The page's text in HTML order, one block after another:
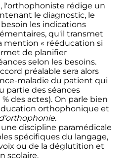
l'orthophoniste rédige un
le diagnostic, le
les indications
qu'il transmet
mention « rééducation si
de planifier
selon les besoins.
préalable sera alors
maladie du patient qui
partie des séances
% des actes). On parle bien
orthophonique et
.
discipline paramédicale
spécifiques du langage,
ou de la déglutition et
scolaire.